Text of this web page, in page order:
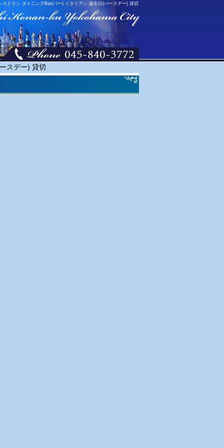
ストラン ダイニングBar(バー) イタリアン 誕生日(バースデー) 貸切